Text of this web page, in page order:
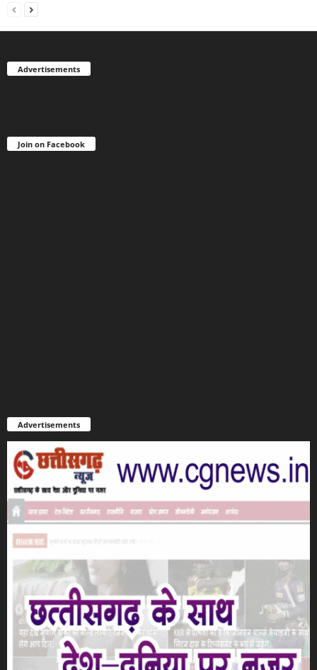
Advertisements
Join on Facebook
Advertisements